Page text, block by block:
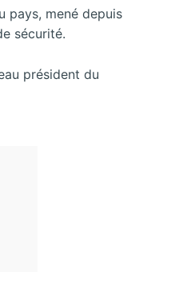
pays, mené depuis
sécurité.
président du